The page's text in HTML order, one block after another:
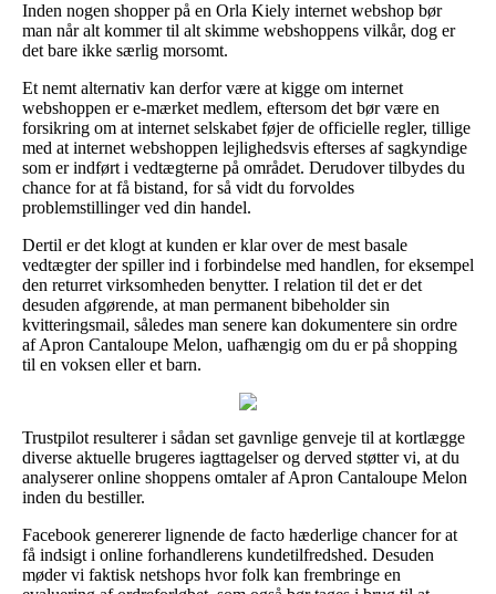
Inden nogen shopper på en Orla Kiely internet webshop bør
man når alt kommer til alt skimme webshoppens vilkår, dog er
det bare ikke særlig morsomt.
Et nemt alternativ kan derfor være at kigge om internet
webshoppen er e-mærket medlem, eftersom det bør være en
forsikring om at internet selskabet føjer de officielle regler, tillige
med at internet webshoppen lejlighedsvis efterses af sagkyndige
som er indført i vedtægterne på området. Derudover tilbydes du
chance for at få bistand, for så vidt du forvoldes
problemstillinger ved din handel.
Dertil er det klogt at kunden er klar over de mest basale
vedtægter der spiller ind i forbindelse med handlen, for eksempel
den returret virksomheden benytter. I relation til det er det
desuden afgørende, at man permanent bibeholder sin
kvitteringsmail, således man senere kan dokumentere sin ordre
af Apron Cantaloupe Melon, uafhængig om du er på shopping
til en voksen eller et barn.
Trustpilot resulterer i sådan set gavnlige genveje til at kortlægge
diverse aktuelle brugeres iagttagelser og derved støtter vi, at du
analyserer online shoppens omtaler af Apron Cantaloupe Melon
inden du bestiller.
Facebook genererer lignende de facto hæderlige chancer for at
få indsigt i online forhandlerens kundetilfredshed. Desuden
møder vi faktisk netshops hvor folk kan frembringe en